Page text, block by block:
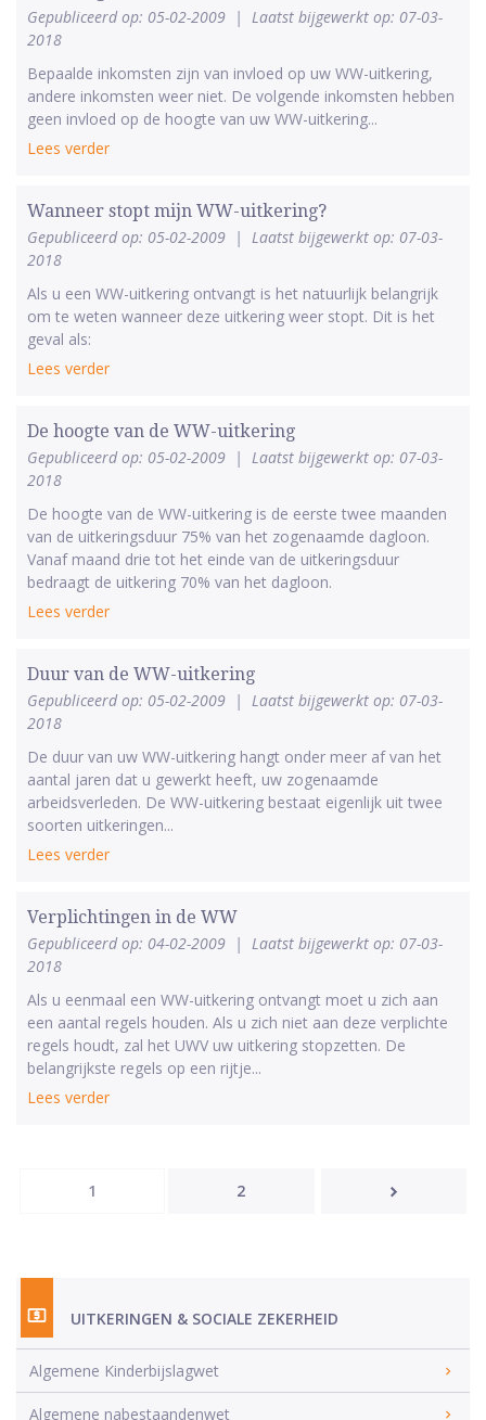
Gepubliceerd op: 05-02-2009 | Laatst bijgewerkt op: 07-03-
2018
Bepaalde inkomsten zijn van invloed op uw WW-uitkering,
andere inkomsten weer niet. De volgende inkomsten hebben
geen invloed op de hoogte van uw WW-uitkering...
Lees verder
Wanneer stopt mijn WW-uitkering?
Gepubliceerd op: 05-02-2009 | Laatst bijgewerkt op: 07-03-
2018
Als u een WW-uitkering ontvangt is het natuurlijk belangrijk
om te weten wanneer deze uitkering weer stopt. Dit is het
geval als:
Lees verder
De hoogte van de WW-uitkering
Gepubliceerd op: 05-02-2009 | Laatst bijgewerkt op: 07-03-
2018
De hoogte van de WW-uitkering is de eerste twee maanden
van de uitkeringsduur 75% van het zogenaamde dagloon.
Vanaf maand drie tot het einde van de uitkeringsduur
bedraagt de uitkering 70% van het dagloon.
Lees verder
Duur van de WW-uitkering
Gepubliceerd op: 05-02-2009 | Laatst bijgewerkt op: 07-03-
2018
De duur van uw WW-uitkering hangt onder meer af van het
aantal jaren dat u gewerkt heeft, uw zogenaamde
arbeidsverleden. De WW-uitkering bestaat eigenlijk uit twee
soorten uitkeringen...
Lees verder
Verplichtingen in de WW
Gepubliceerd op: 04-02-2009 | Laatst bijgewerkt op: 07-03-
2018
Als u eenmaal een WW-uitkering ontvangt moet u zich aan
een aantal regels houden. Als u zich niet aan deze verplichte
regels houdt, zal het UWV uw uitkering stopzetten. De
belangrijkste regels op een rijtje...
Lees verder
1 2
UITKERINGEN & SOCIALE ZEKERHEID
Algemene Kinderbijslagwet
Algemene nabestaandenwet